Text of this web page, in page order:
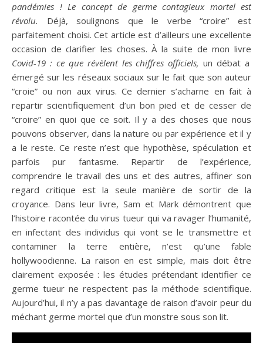
pandémies ! Le concept de germe contagieux mortel est
révolu. Déjà, soulignons que le verbe “croire” est
parfaitement choisi. Cet article est d’ailleurs une excellente
occasion de clarifier les choses. À la suite de mon livre
Covid-19 : ce que révèlent les chiffres officiels,un débat a
émergé sur les réseaux sociaux sur le fait que son auteur
“croie” ou non aux virus. Ce dernier s’acharne en fait à
repartir scientifiquement d’un bon pied et de cesser de
“croire” en quoi que ce soit. Il y a des choses que nous
pouvons observer, dans la nature ou par expérience et il y
a le reste. Ce reste n’est que hypothèse, spéculation et
parfois pur fantasme. Repartir de l’expérience,
comprendre le travail des uns et des autres, affiner son
regard critique est la seule manière de sortir de la
croyance. Dans leur livre, Sam et Mark démontrent que
l’histoire racontée du virus tueur qui va ravager l’humanité,
en infectant des individus qui vont se le transmettre et
contaminer la terre entière, n’est qu’une fable
hollywoodienne. La raison en est simple, mais doit être
clairement exposée : les études prétendant identifier ce
germe tueur ne respectent pas la méthode scientifique.
Aujourd’hui, il n’y a pas davantage de raison d’avoir peur du
méchant germe mortel que d’un monstre sous son lit.